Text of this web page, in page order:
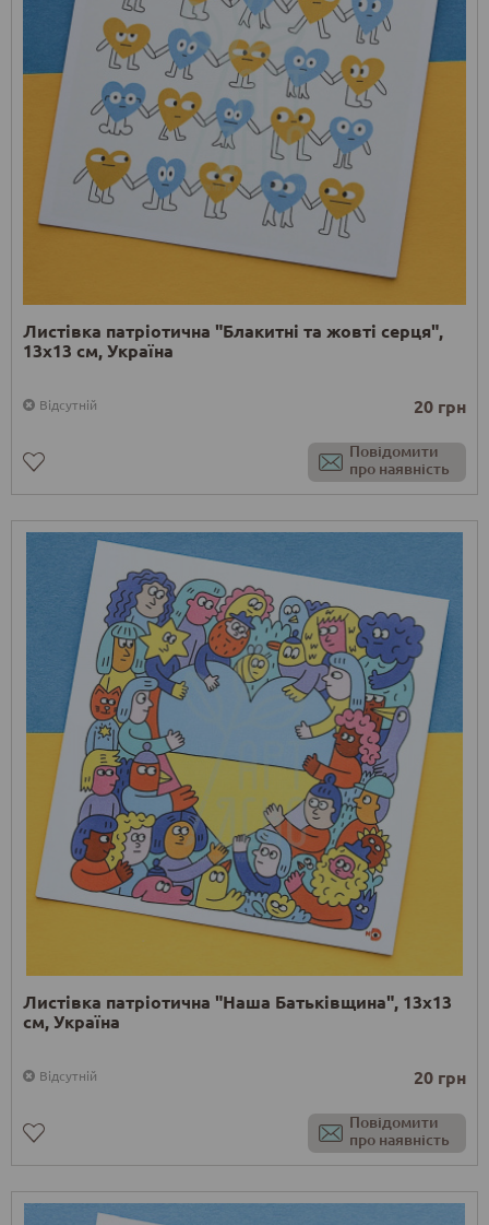
Листівка патріотична "Блакитні та жовті серця",
13х13 см, Україна
Відсутній 20 грн
Повідомити
про наявність
Листівка патріотична "Наша Батьківщина", 13х13
см, Україна
Відсутній 20 грн
Повідомити
про наявність